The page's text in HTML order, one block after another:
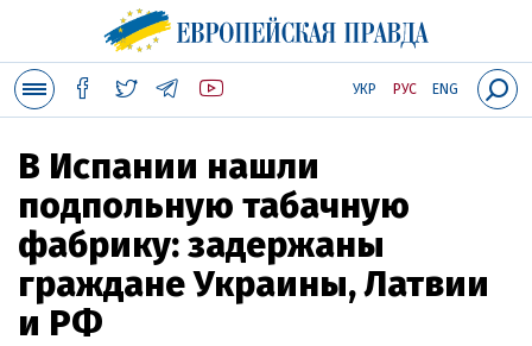
УКР РУС ENG
В Испании нашли
подпольную табачную
фабрику: задержаны
граждане Украины, Латвии
и РФ